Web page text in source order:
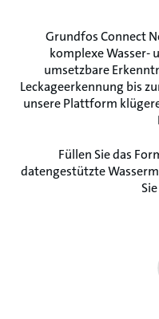
Grundfos Connect
komplexe Wasser-
umsetzbare
Leckageerkennung bis
unsere Plattform
Füllen Sie das
datengestützte